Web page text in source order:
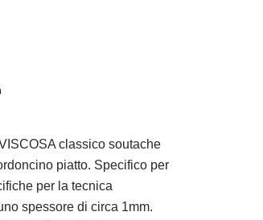
classico soutache
piatto. Specifico per
per la tecnica
spessore di circa 1mm.